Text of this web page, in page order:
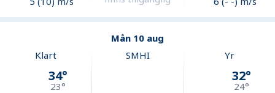
Mån 10 aug
Klart
34°
23°
SMHI Yr
32°
24°